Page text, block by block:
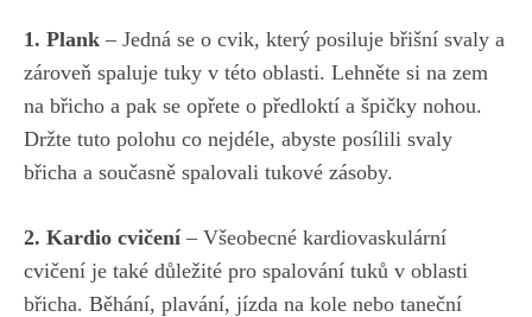
1. Plank – Jedná se⁢ o cvik, který ​posiluje břišní svaly a
zároveň spaluje tuky v této oblasti. Lehněte si ‍na zem
na břicho ‍a pak se opřete o předloktí a špičky nohou.
Držte tuto polohu co nejdéle, abyste posílili svaly
břicha a současně ⁤spalovali tukové zásoby.
2. Kardio cvičení – Všeobecné kardiovaskulární
cvičení je také důležité pro spalování tuků v‍ oblasti
břicha. Běhání,⁢ plavání, jízda ‌na ‌kole nebo taneční